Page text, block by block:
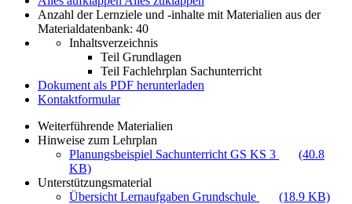
Anzahl der Lernziele und -inhalte mit Materialien aus der
Materialdatenbank: 40
Inhaltsverzeichnis
Teil Grundlagen
Teil Fachlehrplan Sachunterricht
Dokument als PDF herunterladen
Kontaktformular
Weiterführende Materialien
Hinweise zum Lehrplan
Planungsbeispiel Sachunterricht GS KS 3
(40.8
KB)
Unterstützungsmaterial
Übersicht Lernaufgaben Grundschule
(18.9 KB)